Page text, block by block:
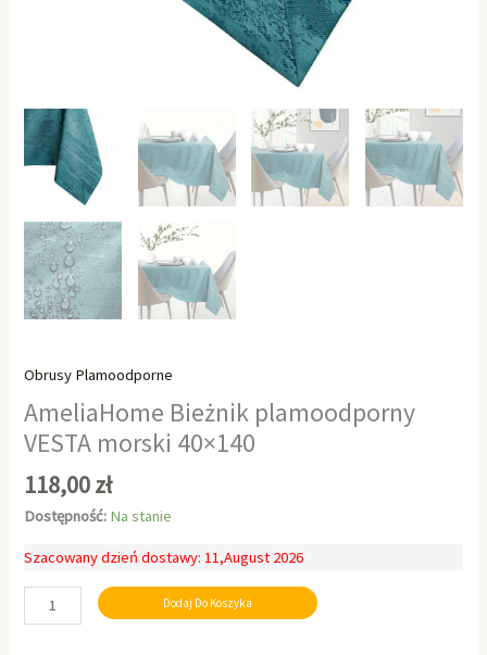
Obrusy Plamoodporne
AmeliaHome Bieżnik plamoodporny
VESTA morski 40×140
118,00zł
Dostępność: Na stanie
Szacowany dzień dostawy: 11,August 2026
Dodaj Do Koszyka